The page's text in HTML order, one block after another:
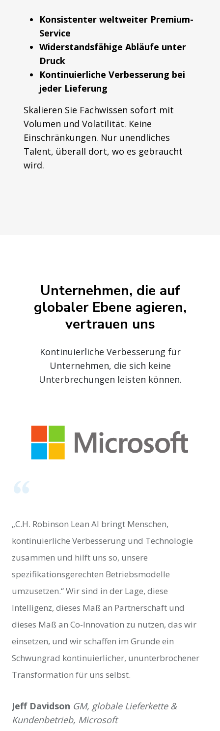
Konsistenter weltweiter Premium-
Service
Widerstandsfähige Abläufe unter
Druck
Kontinuierliche Verbesserung bei
jeder Lieferung
Skalieren Sie Fachwissen sofort mit
Volumen und Volatilität. Keine
Einschränkungen. Nur unendliches
Talent, überall dort, wo es gebraucht
wird.
Unternehmen, die auf
globaler Ebene agieren,
vertrauen uns
Kontinuierliche Verbesserung für
Unternehmen, die sich keine
Unterbrechungen leisten können.
„C.H. Robinson Lean AI bringt Menschen,
kontinuierliche Verbesserung und Technologie
zusammen und hilft uns so, unsere
spezifikationsgerechten Betriebsmodelle
umzusetzen.“ Wir sind in der Lage, diese
Intelligenz, dieses Maß an Partnerschaft und
dieses Maß an Co-Innovation zu nutzen, das wir
einsetzen, und wir schaffen im Grunde ein
Schwungrad kontinuierlicher, ununterbrochener
Transformation für uns selbst.
Jeff Davidson GM, globale Lieferkette &
Kundenbetrieb, Microsoft